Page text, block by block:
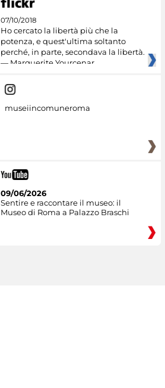
07/10/2018
Ho cercato la libertà più che la
potenza, e quest'ultima soltanto
perché, in parte, secondava la libertà.
— Marguerite Yourcenar
museiincomuneroma
09/06/2026
Sentire e raccontare il museo: il
Museo di Roma a Palazzo Braschi